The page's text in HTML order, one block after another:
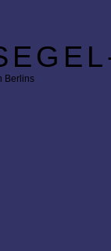
Berlins